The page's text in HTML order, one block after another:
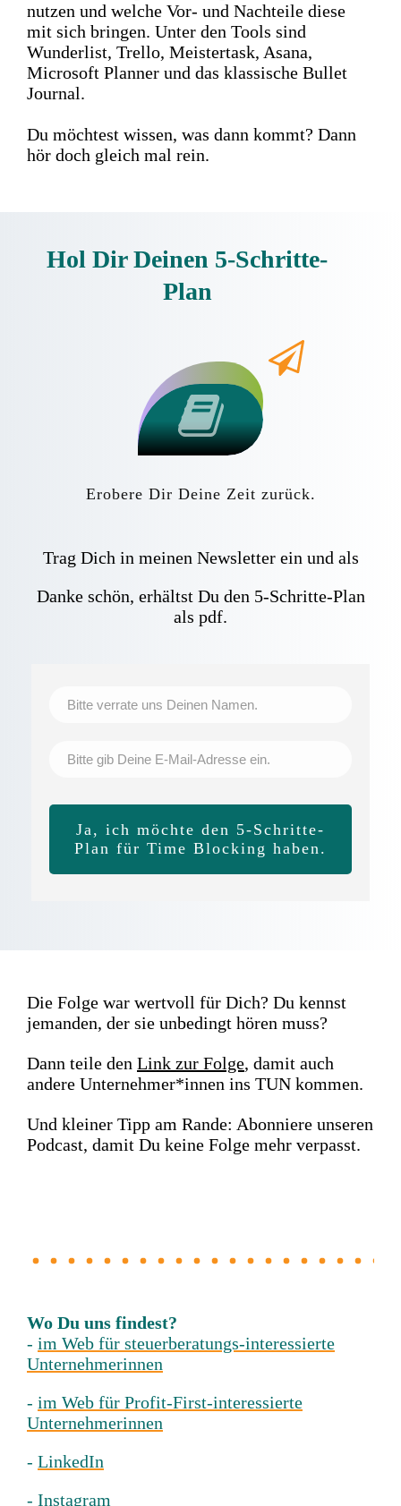
nutzen und welche Vor- und Nachteile diese
mit sich bringen. Unter den Tools sind
Wunderlist, Trello, Meistertask, Asana,
Microsoft Planner und das klassische Bullet
Journal.
Du möchtest wissen, was dann kommt? Dann
hör doch gleich mal rein.
Hol Dir Deinen 5-Schritte-
Plan
Erobere Dir Deine Zeit zurück.
Trag Dich in meinen Newsletter ein und als
Danke schön, erhältst Du den 5-Schritte-Plan
als pdf.
Ja, ich möchte den 5-Schritte-
Plan für Time Blocking haben.
Die Folge war wertvoll für Dich? Du kennst
jemanden, der sie unbedingt hören muss?
Dann teile den Link zur Folge, damit auch
andere Unternehmer*innen ins TUN kommen.
Und kleiner Tipp am Rande: Abonniere unseren
Podcast, damit Du keine Folge mehr verpasst.
Wo Du uns findest?
- im Web für steuerberatungs-interessierte
Unternehmerinnen
- im Web für Profit-First-interessierte
Unternehmerinnen
- LinkedIn
- Instagram